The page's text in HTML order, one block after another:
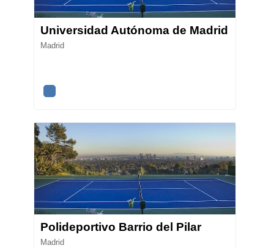
Universidad Autónoma de Madrid
Madrid
Polideportivo Barrio del Pilar
Madrid